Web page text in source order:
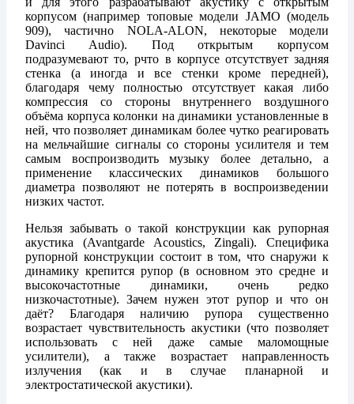
корпусом (например топовые модели JAMO (модель
909), частично NOLA-ALON, некоторые модели
Davinci Audio). Под открытым корпусом
подразумевают то, рчто в корпусе отсутствует задняя
стенка (а иногда и все стенки кроме передней),
благодаря чему полностью отсутствует какая либо
компрессия со стороны внутреннего воздушного
объёма корпуса колонки на динамики установленные в
ней, что позволяет динамикам более чутко реагировать
на мельчайшие сигналы со стороны усилителя и тем
самым воспроизводить музыку более детально, а
применение классических динамиков большого
диаметра позволяют не потерять в воспроизведении
низких частот.
Нельзя забывать о такой конструкции как рупорная
акустика (Avantgarde Acoustics, Zingali). Специфика
рупорной конструкции состоит в том, что снаружи к
динамику крепится рупор (в основном это средне и
высокочастотные динамики, очень редко
низкочастотные). Зачем нужен этот рупор и что он
даёт? Благодаря наличию рупора существенно
возрастает чувствительность акустики (что позволяет
использовать с ней даже самые маломощные
усилители), а также возрастает направленность
излучения (как и в случае планарной и
электростатической акустики).